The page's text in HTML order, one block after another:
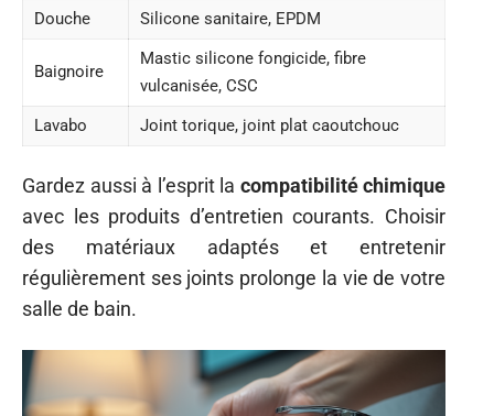
Douche
Silicone sanitaire, EPDM
Baignoire
Mastic silicone fongicide, fibre
vulcanisée, CSC
Lavabo
Joint torique, joint plat caoutchouc
Gardez aussi à l’esprit la compatibilité chimique
avec les produits d’entretien courants. Choisir
des matériaux adaptés et entretenir
régulièrement ses joints prolonge la vie de votre
salle de bain.